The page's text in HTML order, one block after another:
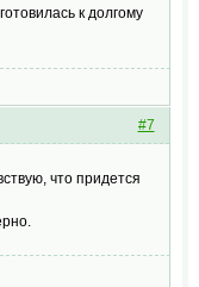
к долгому
#7
что придется